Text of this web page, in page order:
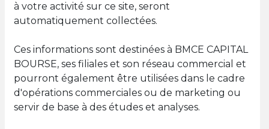
à votre activité sur ce site, seront
automatiquement collectées.
Ces informations sont destinées à BMCE CAPITAL
BOURSE, ses filiales et son réseau commercial et
pourront également être utilisées dans le cadre
d'opérations commerciales ou de marketing ou
servir de base à des études et analyses.